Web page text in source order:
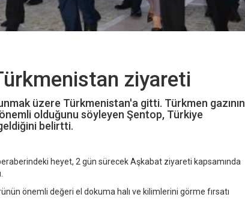
ziyareti
üzere Türkmenistan'a gitti. Türkmen gazının
önemli olduğunu söyleyen Şentop, Türkiye
belirtti.
heyet, 2 gün sürecek Aşkabat ziyareti kapsamında
önemli değeri el dokuma halı ve kilimlerini görme fırsatı